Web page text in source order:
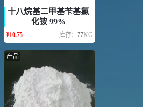
十八烷基二甲基苄基氯
化铵 99%
¥10.75 库存： 77KG
产品